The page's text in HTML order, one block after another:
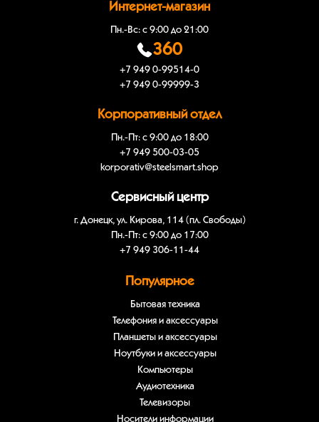
Интернет-магазин
Пн.-Вс: с 9:00 до 21:00
360
+7 949 0-99514-0
+7 949 0-99999-3
Корпоративный отдел
Пн.-Пт: с 9:00 до 18:00
+7 949 500-03-05
korporativ@steelsmart.shop
Сервисный центр
г. Донецк, ул. Кирова, 114 (пл. Свободы)
Пн.-Пт: с 9:00 до 17:00
+7 949 306-11-44
Популярное
Бытовая техника
Телефония и аксессуары
Планшеты и аксессуары
Ноутбуки и аксессуары
Компьютеры
Аудиотехника
Телевизоры
Носители информации